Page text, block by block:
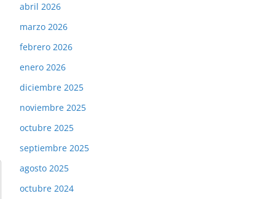
abril 2026
marzo 2026
febrero 2026
enero 2026
diciembre 2025
noviembre 2025
octubre 2025
septiembre 2025
agosto 2025
octubre 2024